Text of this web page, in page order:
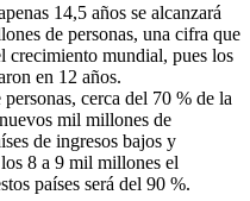
14,5 años se alcanzará
de personas, una cifra que
crecimiento mundial, pues los
en 12 años.
cerca del 70 % de la
mil millones de
de ingresos bajos y
8 a 9 mil millones el
países será del 90 %.